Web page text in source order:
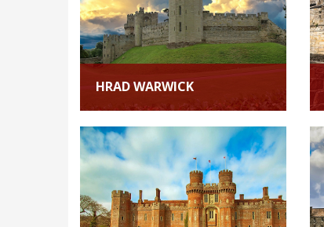
HRAD WARWICK